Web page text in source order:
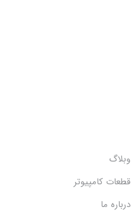
وبلاگ
قطعات کامپیوتر
درباره ما